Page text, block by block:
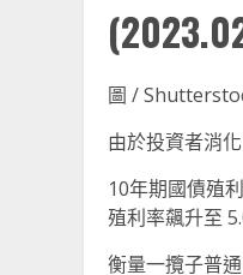
圖 /
由於投資者消
10年期國債殖
殖利率飆升至
衡量一攬子普